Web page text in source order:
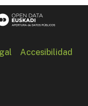
Accesibilidad